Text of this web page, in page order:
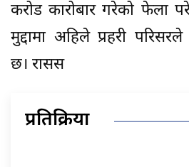
करोड कारोबार गरेको फेला
मुद्दामा अहिले प्रहरी
छ। रासस
प्रतिक्रिया